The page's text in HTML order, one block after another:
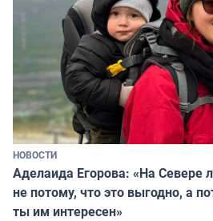
НОВОСТИ
Аделаида Егорова: «На Севере
не потому, что это выгодно, а
ты им интересен»